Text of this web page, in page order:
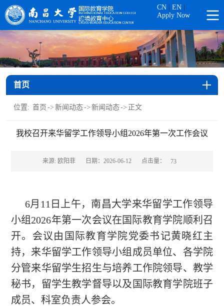
CN| EN|
Apply Now
首页
位置: 首页 -> 新闻动态-> 新闻动态-> 正文
我校召开来华留学工作领导小组2026年第一次工作会议
来源: 欧阳菲 日期：2026-06-12 点击量： 73
6月11日上午，南昌大学来华留学工作领导
小组2026年第一次会议在国际教育学院顺利召
开。会议由国际教育学院党委书记黄晓红主
持，来华留学工作领导小组成员单位、各学院
分管来华留学生招生与培养工作院领导、教学
秘书，留学生教学督导以及国际教育学院班子
成员、科室负责人参会。